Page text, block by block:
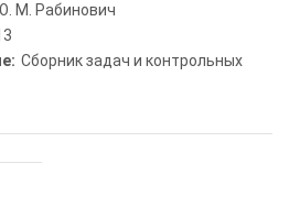
М. Рабинович
Сборник задач и контрольных